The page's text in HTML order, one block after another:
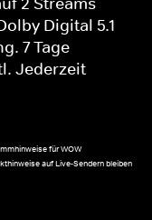
Digital 5.1
7 Tage
Jederzeit
für WOW
auf Live-Sendern bleiben